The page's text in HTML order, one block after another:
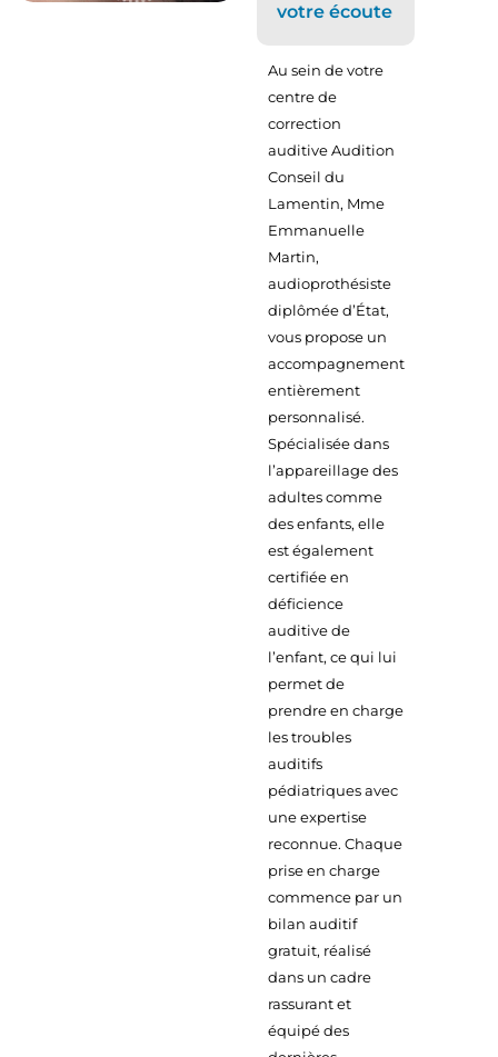
votre écoute
Au sein de votre
centre de
correction
auditive Audition
Conseil du
Lamentin, Mme
Emmanuelle
Martin,
audioprothésiste
diplômée d’État,
vous propose un
accompagnement
entièrement
personnalisé.
Spécialisée dans
l’appareillage des
adultes comme
des enfants, elle
est également
certifiée en
déficience
auditive de
l’enfant, ce qui lui
permet de
prendre en charge
les troubles
auditifs
pédiatriques avec
une expertise
reconnue. Chaque
prise en charge
commence par un
bilan auditif
gratuit, réalisé
dans un cadre
rassurant et
équipé des